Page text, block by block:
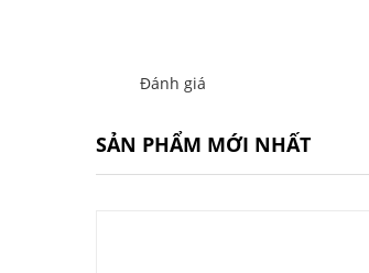
Đánh giá
SẢN PHẨM MỚI NHẤT